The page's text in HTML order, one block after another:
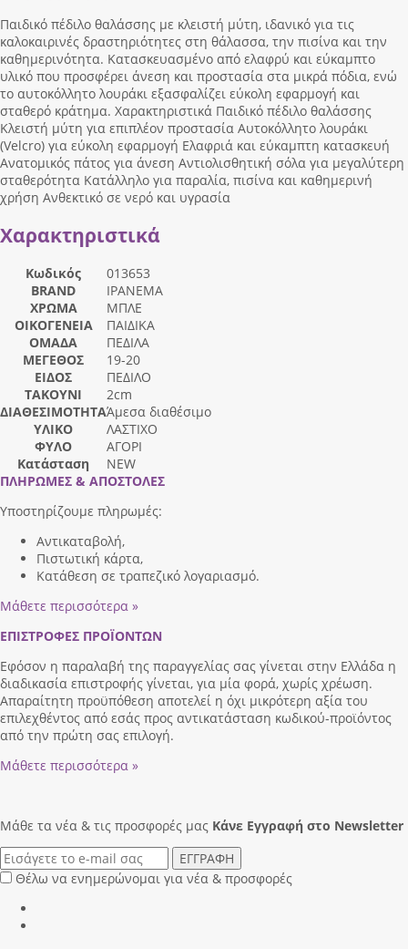
Παιδικό πέδιλο θαλάσσης με κλειστή μύτη, ιδανικό για τις
καλοκαιρινές δραστηριότητες στη θάλασσα, την πισίνα και την
καθημερινότητα. Κατασκευασμένο από ελαφρύ και εύκαμπτο
υλικό που προσφέρει άνεση και προστασία στα μικρά πόδια, ενώ
το αυτοκόλλητο λουράκι εξασφαλίζει εύκολη εφαρμογή και
σταθερό κράτημα. Χαρακτηριστικά Παιδικό πέδιλο θαλάσσης
Κλειστή μύτη για επιπλέον προστασία Αυτοκόλλητο λουράκι
(Velcro) για εύκολη εφαρμογή Ελαφριά και εύκαμπτη κατασκευή
Ανατομικός πάτος για άνεση Αντιολισθητική σόλα για μεγαλύτερη
σταθερότητα Κατάλληλο για παραλία, πισίνα και καθημερινή
χρήση Ανθεκτικό σε νερό και υγρασία
Χαρακτηριστικά
Κωδικός
013653
BRAND
IPANEMA
ΧΡΩΜΑ
ΜΠΛΕ
ΟΙΚΟΓΕΝΕΙΑ
ΠΑΙΔΙΚΑ
ΟΜΑΔΑ
ΠΕΔΙΛΑ
ΜΕΓΕΘΟΣ
19-20
ΕΙΔΟΣ
ΠΕΔΙΛΟ
ΤΑΚΟΥΝΙ
2cm
ΔΙΑΘΕΣΙΜΟΤΗΤΑΆμεσα διαθέσιμο
ΥΛΙΚΟ
ΛΑΣΤΙΧΟ
ΦΥΛΟ
ΑΓΟΡΙ
Κατάσταση
NEW
ΠΛΗΡΩΜΕΣ & ΑΠΟΣΤΟΛΕΣ
Υποστηρίζουμε πληρωμές:
Αντικαταβολή,
Πιστωτική κάρτα,
Κατάθεση σε τραπεζικό λογαριασμό.
Μάθετε περισσότερα »
ΕΠΙΣΤΡΟΦΕΣ ΠΡΟΪΟΝΤΩΝ
Εφόσον η παραλαβή της παραγγελίας σας γίνεται στην Ελλάδα η
διαδικασία επιστροφής γίνεται, για μία φορά, χωρίς χρέωση.
Απαραίτητη προϋπόθεση αποτελεί η όχι μικρότερη αξία του
επιλεχθέντος από εσάς προς αντικατάσταση κωδικού-προϊόντος
από την πρώτη σας επιλογή.
Μάθετε περισσότερα »
Μάθε τα νέα & τις προσφορές μας Κάνε Eγγραφή στο Newsletter
ΕΓΓΡΑΦΗ
Θέλω να ενημερώνομαι για νέα & προσφορές